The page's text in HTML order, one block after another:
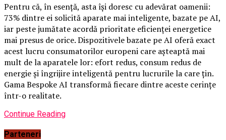
Pentru că, în esență, asta își doresc cu adevărat oamenii:
73% dintre ei solicită aparate mai inteligente, bazate pe AI,
iar peste jumătate acordă prioritate eficienței energetice
mai presus de orice. Dispozitivele bazate pe AI oferă exact
acest lucru consumatorilor europeni care așteaptă mai
mult de la aparatele lor: efort redus, consum redus de
energie și îngrijire inteligentă pentru lucrurile la care țin.
Gama Bespoke AI transformă fiecare dintre aceste cerințe
într-o realitate.
Continue Reading
Parteneri